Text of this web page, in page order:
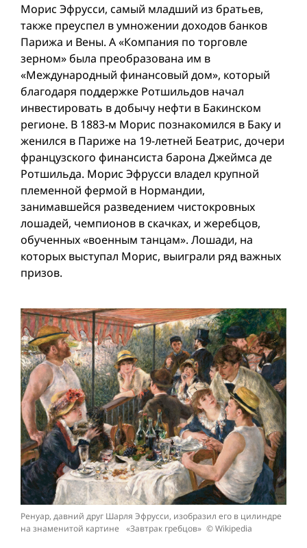
Морис Эфрусси, самый младший из братьев,
также преуспел в умножении доходов банков
Парижа и Вены. А «Компания по торговле
зерном» была преобразована им в
«Международный финансовый дом», который
благодаря поддержке Ротшильдов начал
инвестировать в добычу нефти в Бакинском
регионе. В 1883-м Морис познакомился в Баку и
женился в Париже на 19-летней Беатрис, дочери
французского финансиста барона Джеймса де
Ротшильда. Морис Эфрусси владел крупной
племенной фермой в Нормандии,
занимавшейся разведением чистокровных
лошадей, чемпионов в скачках, и жеребцов,
обученных «военным танцам». Лошади, на
которых выступал Морис, выиграли ряд важных
призов.
Ренуар, давний друг Шарля Эфрусси, изобразил его в цилиндре
на знаменитой картине «Завтрак гребцов» © Wikipedia